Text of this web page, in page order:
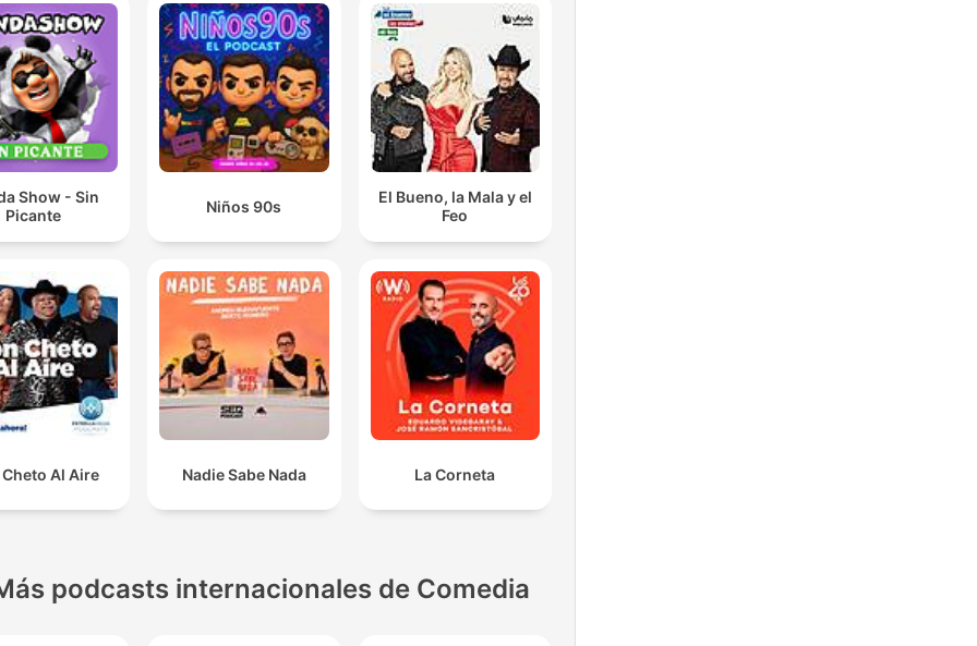
Show - Sin
Picante
Niños 90s
El Bueno, la Mala y el
Feo
Al Aire Nadie Sabe Nada La Corneta
podcasts internacionales de Comedia